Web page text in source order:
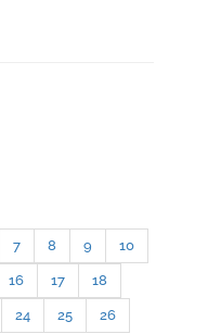
7 8 9 10
16 17 18
24 25 26